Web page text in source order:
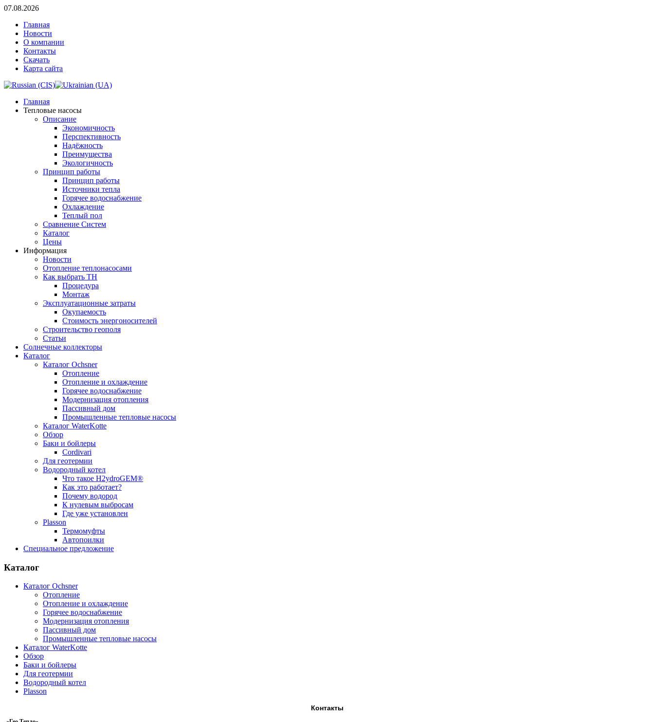
07.08.2026
Главная
Новости
О компании
Контакты
Скачать
Карта сайта
Главная
Тепловые насосы
Описание
Экономичность
Перспективность
Надёжность
Преимущества
Экологичность
Принцип работы
Принцип работы
Источники тепла
Горячее водоснабжение
Охлаждение
Теплый пол
Сравнение Систем
Каталог
Цены
Информация
Новости
Отопление теплонасосами
Как выбрать ТН
Процедура
Монтаж
Эксплуатационные затраты
Окупаемость
Cтоимость энергоносителей
Cтроительство геополя
Статьи
Солнечные коллекторы
Каталог
Каталог Ochsner
Отопление
Отопление и охлаждение
Горячее водоснабжение
Модернизация отопления
Пассивный дом
Промышленные тепловые насосы
Каталог WaterKotte
Обзор
Баки и бойлеры
Cordivari
Для геотермии
Водородный котел
Что такое H2ydroGEM®
Как это работает?
Почему водород
К нулевым выбросам
Где уже установлен
Plasson
Термомуфты
Автопоилки
Специальное предложение
Каталог
Каталог Ochsner
Отопление
Отопление и охлаждение
Горячее водоснабжение
Модернизация отопления
Пассивный дом
Промышленные тепловые насосы
Каталог WaterKotte
Обзор
Баки и бойлеры
Для геотермии
Водородный котел
Plasson
Контакты